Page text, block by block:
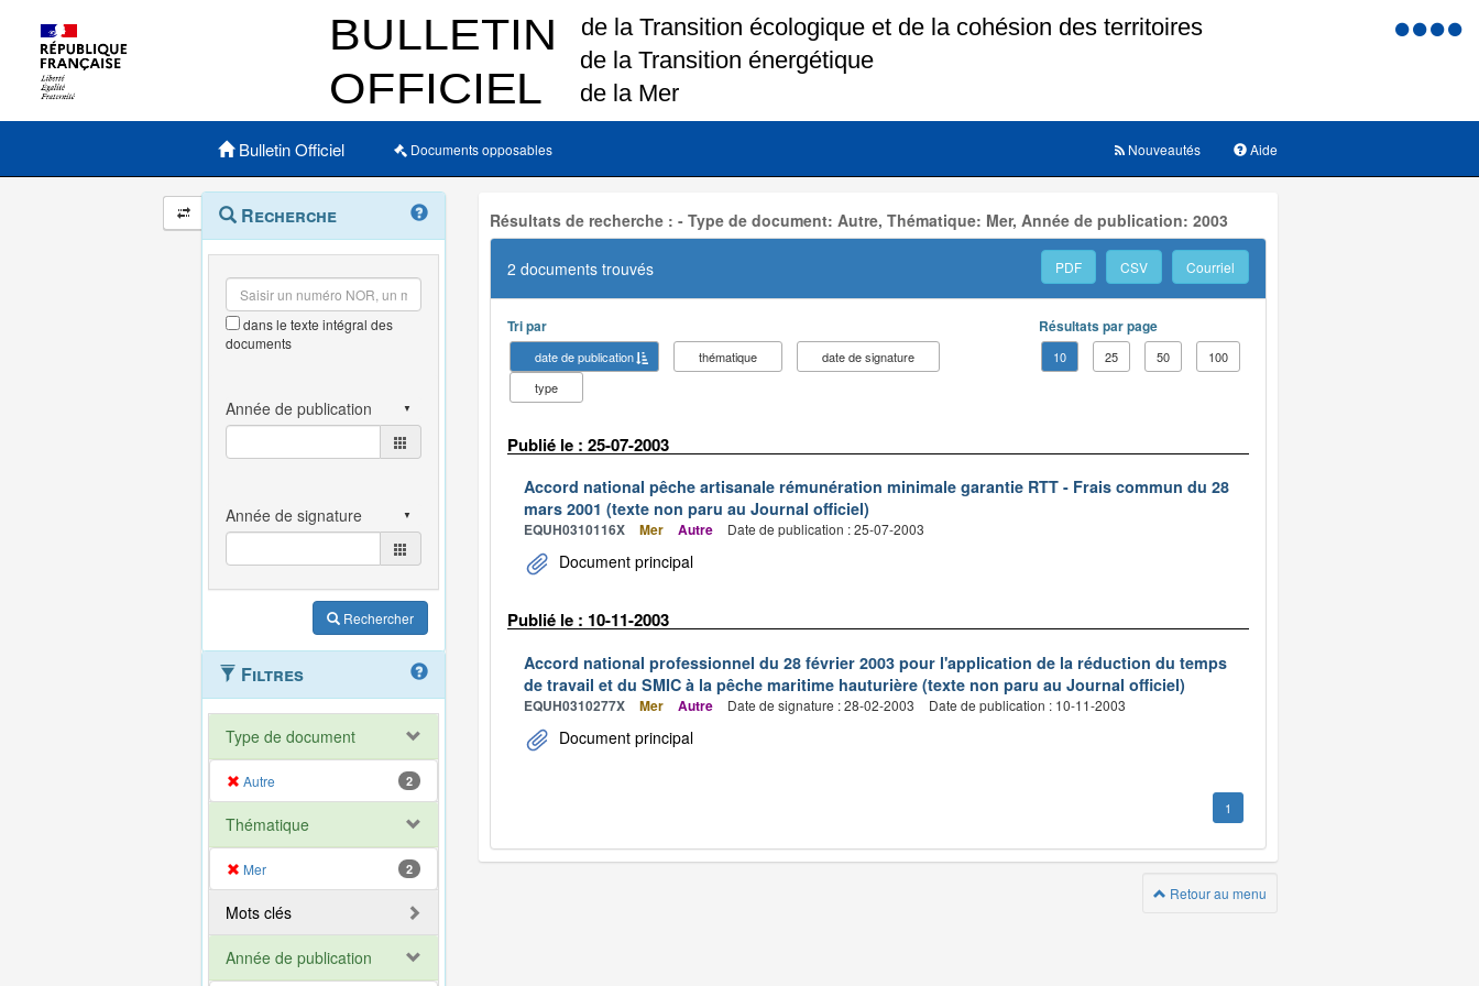
Menu
Menu principal
Bulletin Officiel Documents opposables Aide
Nouveautés
Navigation
et
outils
annexes
Menu
contextuel
Recherche
dans le texte intégral des
documents
Rechercher
Filtres
Type de document
Autre 2
Thématique
Mer 2
Mots clés
Année de publication
Résultats de recherche : - Type de document: Autre, Thématique: Mer, Année de publication: 2003
2 documents trouvés PDF CSV Courriel
Tri par
date de publication thématique
date de signature
type
Résultats par page
10 25 50 100
Publié le : 25-07-2003
Accord national pêche artisanale rémunération minimale garantie RTT - Frais commun du 28
mars 2001 (texte non paru au Journal officiel)
EQUH0310116X Mer Autre Date de publication : 25-07-2003
Document principal
Publié le : 10-11-2003
Accord national professionnel du 28 février 2003 pour l'application de la réduction du temps
de travail et du SMIC à la pêche maritime hauturière (texte non paru au Journal officiel)
EQUH0310277X Mer Autre Date de signature : 28-02-2003 Date de publication : 10-11-2003
Document principal
1
Retour au menu